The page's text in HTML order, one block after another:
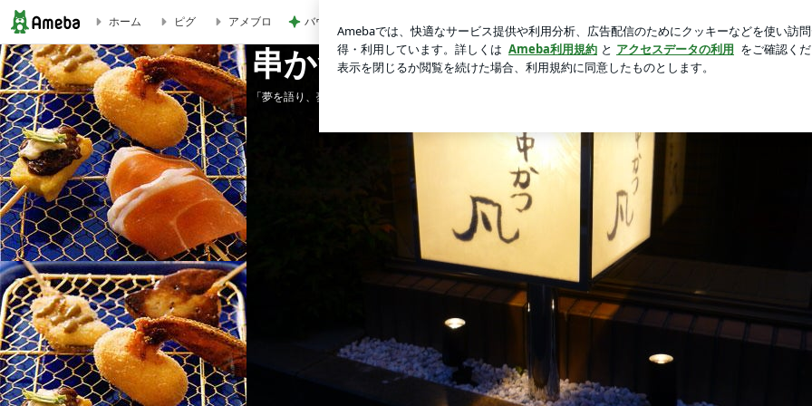
パスポートの更新！ | 串かつを世界に
ホーム ピグ アメブロ バウムと思わなければいいという次男
串かつを世界に
「夢を語り、夢を叶え、夢を育む」 僕の人生をお楽しみ下さい！！